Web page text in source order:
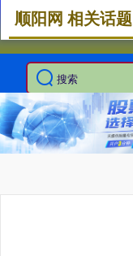
顺阳网 相关话题